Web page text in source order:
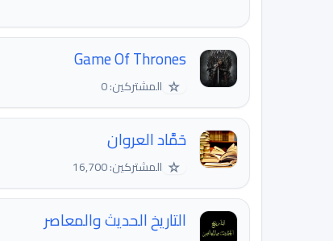
Game Of Thrones
☆ المشتركين: 0
حَمَّاد العروان
☆ المشتركين: 16,700
التاريخ الحديث والمعاصر